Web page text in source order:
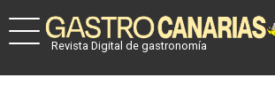
Revista Digital de gastronomía